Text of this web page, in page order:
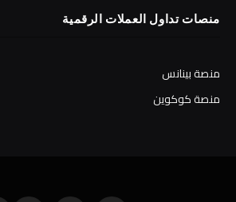
منصات تداول العملات الرقمية
منصة بينانس
منصة كوكوين